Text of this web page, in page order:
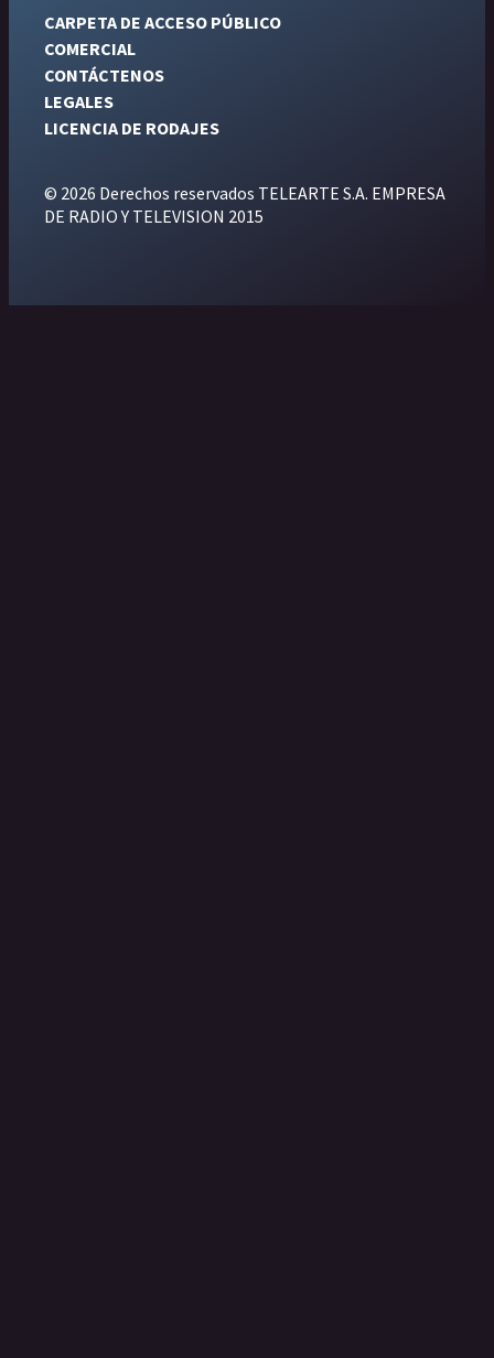
CARPETA DE ACCESO PÚBLICO
COMERCIAL
CONTÁCTENOS
LEGALES
LICENCIA DE RODAJES
© 2026 Derechos reservados TELEARTE S.A. EMPRESA
DE RADIO Y TELEVISION 2015